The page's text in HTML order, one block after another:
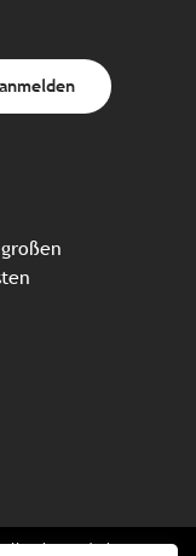
bretonischen